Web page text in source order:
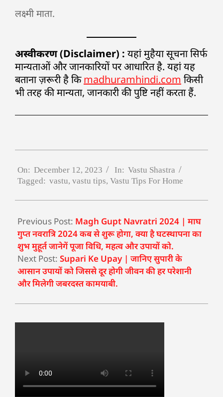
लक्ष्मी माता.
अस्वीकरण (Disclaimer) : यहां मुहैया सूचना सिर्फ
मान्यताओं और जानकारियों पर आधारित है. यहां यह
बताना ज़रूरी है किmadhuramhindi.com किसी
भी तरह की मान्यता, जानकारी की पुष्टि नहीं करता हैं.
On: December 12, 2023 In: Vastu Shastra
Tagged: vastu, vastu tips, Vastu Tips For Home
Previous Post: Magh Gupt Navratri 2024 | माघ
गुप्त नवरात्रि 2024 कब से शुरू होगा, क्या है घटस्थापना का
शुभ मुहूर्त जानेगें पूजा विधि, महत्व और उपायों को.
Next Post: Supari Ke Upay | जानिए सुपारी के
आसान उपायों को जिससे दूर होगी जीवन की हर परेशानी
और मिलेगी जबरदस्त कामयाबी.